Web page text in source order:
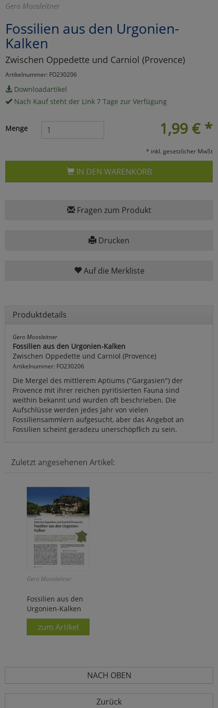
Gero Moosleitner
Fossilien aus den Urgonien-
Kalken
Zwischen Oppedette und Carniol (Provence)
Artikelnummer: FO230206
Downloadartikel
Nach Kauf steht der Link 7 Tage zur Verfügung
1,99 € *
Menge
* inkl. gesetzlicher MwSt
IN DEN WARENKORB
Fragen zum Produkt
Drucken
Auf die Merkliste
Produktdetails
Gero Moosleitner
Fossilien aus den Urgonien-Kalken
Zwischen Oppedette und Carniol (Provence)
Artikelnummer: FO230206
Die Mergel des mittlerem Aptiums ("Gargasien") der
Provence mit ihrer reichen pyritisierten Fauna sind
weithin bekannt und wurden oft beschrieben. Die
Aufschlüsse werden jedes Jahr von vielen
Fossiliensammlern aufgesucht, aber das Angebot an
Fossilien scheint geradezu unerschöpflich zu sein.
Zuletzt angesehenen Artikel:
Gero Moosleitner
Fossilien aus den
Urgonien-Kalken
zum Artikel
NACH OBEN
Zurück
Umfragetools
Cookies
Einstellungen speichern
zurück
zu Haupptseite